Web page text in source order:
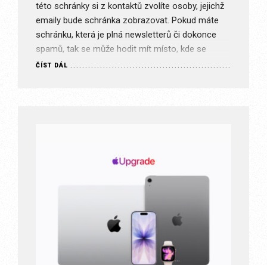
této schránky si z kontaktů zvolíte osoby, jejichž
emaily bude schránka zobrazovat. Pokud máte
schránku, která je plná newsletterů či dokonce
spamů, tak se může hodit mít místo, kde se
budou nacházet…
ČÍST DÁL